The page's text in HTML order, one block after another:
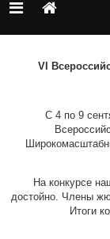
VI
С 4 по 9
На конкурсе
достойно. Члены
Итоги